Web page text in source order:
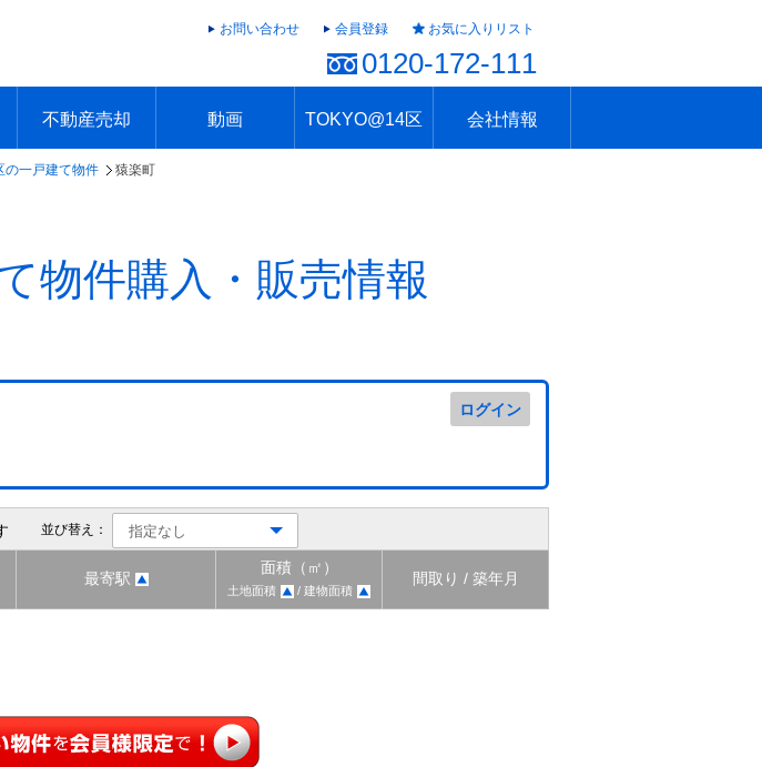
お問い合わせ 会員登録 お気に入りリスト
0120-172-111
不動産売却
不動産売却トップ
簡単無料査定
不動産売却の流れ
不動産売却 Q&A
海外からの不動産売買
動画 TOKYO@14区 会社情報
の一戸建て物件 猿楽町
物件購入・販売情報
ログイン
並び替え：
最寄駅
面積（㎡）
土地面積 / 建物面積
間取り / 築年月